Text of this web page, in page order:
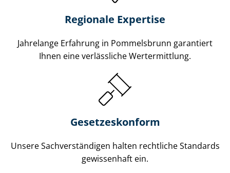
Regionale Expertise
Jahrelange Erfahrung in Pommelsbrunn garantiert
Ihnen eine verlässliche Wertermittlung.
Gesetzes­konform
Unsere Sach­ver­stän­di­gen halten rechtliche Standards
gewissenhaft ein.